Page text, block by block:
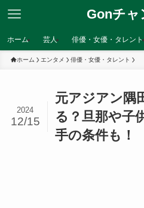
Gonチャ
ホーム 芸人 俳優・女優・タレント
ホーム エンタメ 俳優・女優・タレント
元アジアン隅
る？旦那や子
手の条件も！
2024
12/15